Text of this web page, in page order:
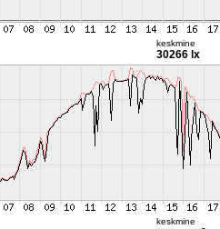
keskmine
30266 lx
keskmine